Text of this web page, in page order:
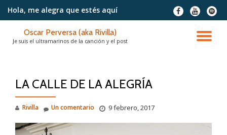
contenido
Hola, me alegra que estés aquí
fa-
facebook
fa-
youtube
fa-
spotify
Oscar Perversa (aka Rivilla)
Je suis el ultramarinos de la canción y el post
LA CALLE DE LA ALEGRÍA
Rivilla 9 febrero, 2017
Un comentario